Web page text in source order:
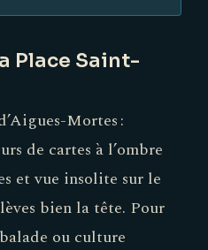
Place Saint-
Mortes :
de cartes à l’ombre
et vue insolite sur le
bien la tête. Pour
ou culture